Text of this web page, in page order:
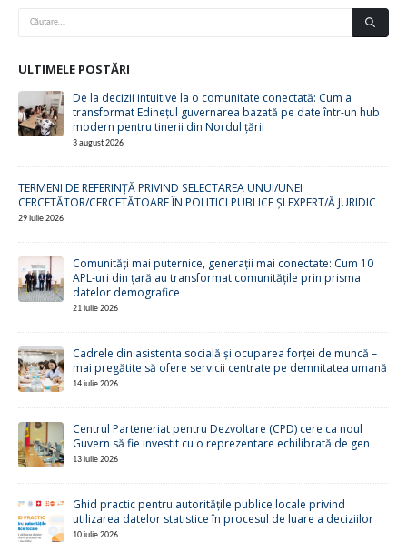
ULTIMELE POSTĂRI
De la decizii intuitive la o comunitate conectată: Cum a
transformat Edinețul guvernarea bazată pe date într-un hub
modern pentru tinerii din Nordul țării
3 august 2026
TERMENI DE REFERINȚĂ PRIVIND SELECTAREA UNUI/UNEI
CERCETĂTOR/CERCETĂTOARE ÎN POLITICI PUBLICE ȘI EXPERT/Ă JURIDIC
29 iulie 2026
Comunități mai puternice, generații mai conectate: Cum 10
APL-uri din țară au transformat comunitățile prin prisma
datelor demografice
21 iulie 2026
Cadrele din asistența socială și ocuparea forței de muncă –
mai pregătite să ofere servicii centrate pe demnitatea umană
14 iulie 2026
Centrul Parteneriat pentru Dezvoltare (CPD) cere ca noul
Guvern să fie investit cu o reprezentare echilibrată de gen
13 iulie 2026
Ghid practic pentru autoritățile publice locale privind
utilizarea datelor statistice în procesul de luare a deciziilor
10 iulie 2026